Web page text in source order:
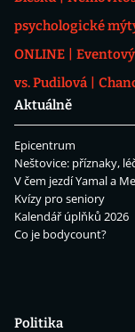
psychologické
ONLINE
vs. Pudilová
Aktuálně
Epicentrum
Neštovice: příznaky,
V čem jezdí Yamal a
Kvízy pro seniory
Kalendář úplňků 2026
Co je bodycount?
Politika